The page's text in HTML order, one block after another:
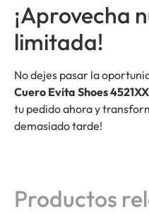
¡Aprovecha
limitada!
No dejes pasar la
Cuero Evita Shoes
tu pedido ahora y
demasiado tarde!
Productos